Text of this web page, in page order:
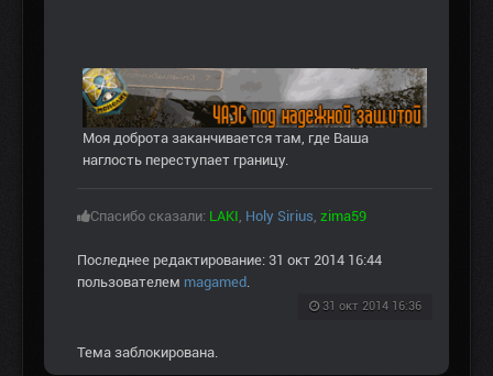
Моя доброта заканчивается там, где Ваша
наглость переступает границу.
Спасибо сказали: LAKI Holy Sirius zima59
Последнее редактирование: 31 окт 2014 16:44
пользователем magamed
31 окт 2014 16:36
Тема заблокирована.